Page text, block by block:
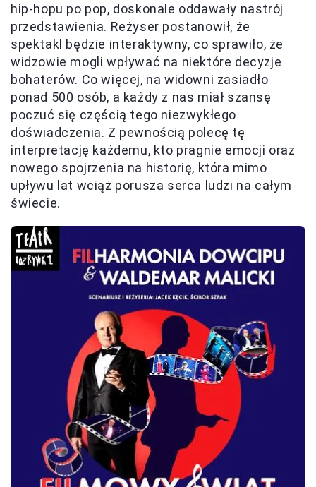
hip-hopu po pop, doskonale oddawały nastrój
przedstawienia. Reżyser postanowił, że
spektakl będzie interaktywny, co sprawiło, że
widzowie mogli wpływać na niektóre decyzje
bohaterów. Co więcej, na widowni zasiadło
ponad 500 osób, a każdy z nas miał szansę
poczuć się częścią tego niezwykłego
doświadczenia. Z pewnością polecę tę
interpretację każdemu, kto pragnie emocji oraz
nowego spojrzenia na historię, która mimo
upływu lat wciąż porusza serca ludzi na całym
świecie.